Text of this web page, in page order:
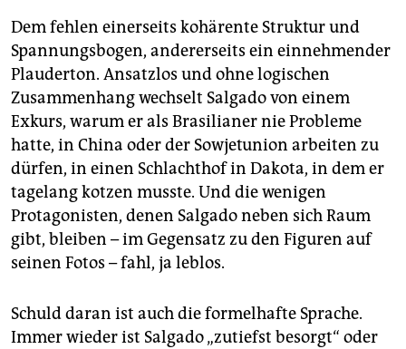
Dem fehlen einerseits kohärente Struktur und
Spannungsbogen, andererseits ein einnehmender
Plauderton. Ansatzlos und ohne logischen
Zusammenhang wechselt Salgado von einem
Exkurs, warum er als Brasilianer nie Probleme
hatte, in China oder der Sowjetunion arbeiten zu
dürfen, in einen Schlachthof in Dakota, in dem er
tagelang kotzen musste. Und die wenigen
Protagonisten, denen Salgado neben sich Raum
gibt, bleiben – im Gegensatz zu den Figuren auf
seinen Fotos – fahl, ja leblos.
Schuld daran ist auch die formelhafte Sprache.
Immer wieder ist Salgado „zutiefst besorgt“ oder